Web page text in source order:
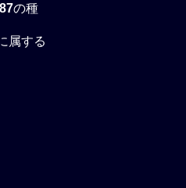
87の種
属する